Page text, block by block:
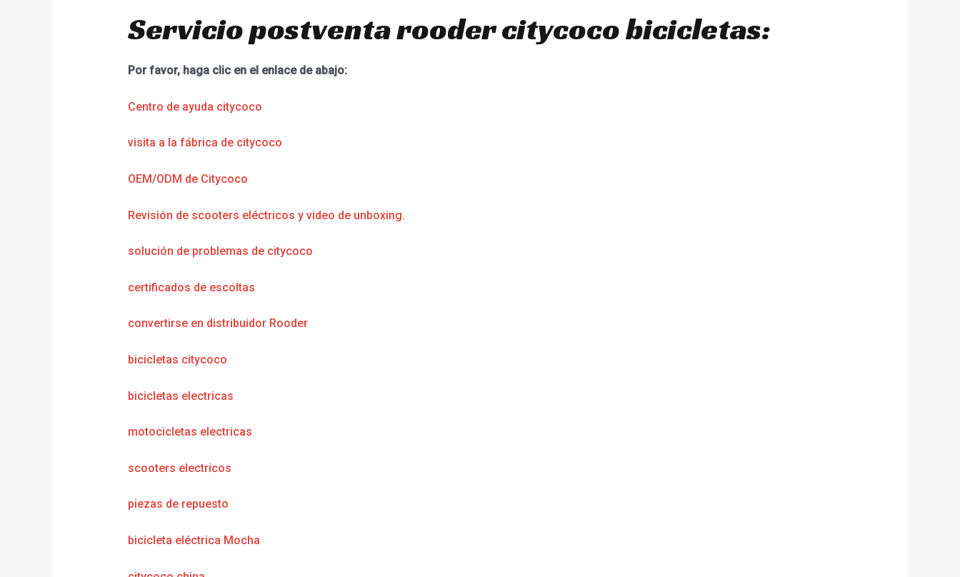
Servicio postventa rooder citycoco bicicletas:
Por favor, haga clic en el enlace de abajo:
Centro de ayuda citycoco
visita a la fábrica de citycoco
OEM/ODM de Citycoco
Revisión de scooters eléctricos y video de unboxing.
solución de problemas de citycoco
certificados de escoltas
convertirse en distribuidor Rooder
bicicletas citycoco
bicicletas electricas
motocicletas electricas
scooters electricos
piezas de repuesto
bicicleta eléctrica Mocha